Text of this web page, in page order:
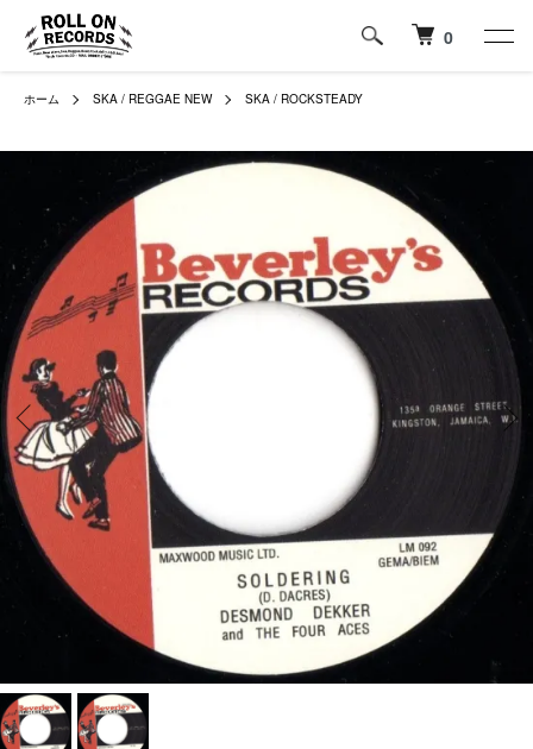
0
ホーム SKA / REGGAE NEW SKA / ROCKSTEADY